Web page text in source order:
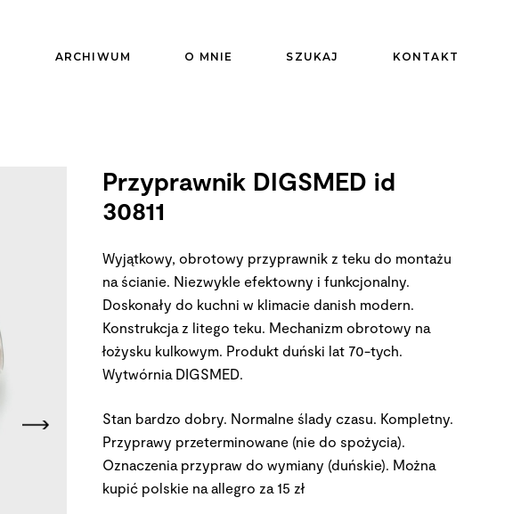
ARCHIWUM O MNIE SZUKAJ KONTAKT
Przyprawnik DIGSMED id
30811
Wyjątkowy, obrotowy przyprawnik z teku do montażu
na ścianie. Niezwykle efektowny i funkcjonalny.
Doskonały do kuchni w klimacie danish modern.
Konstrukcja z litego teku. Mechanizm obrotowy na
łożysku kulkowym. Produkt duński lat 70-tych.
Wytwórnia DIGSMED.
Stan bardzo dobry. Normalne ślady czasu. Kompletny.
Przyprawy przeterminowane (nie do spożycia).
Oznaczenia przypraw do wymiany (duńskie). Można
kupić polskie na allegro za 15 zł